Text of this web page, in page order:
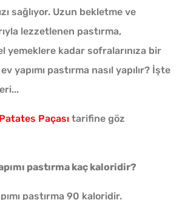
sağlıyor. Uzun bekletme ve
lezzetlenen pastırma,
yemeklere kadar sofralarınıza bir
yapımı pastırma nasıl yapılır? İşte
Paçası tarifine göz
pastırma kaç kaloridir?
pastırma 90 kaloridir.